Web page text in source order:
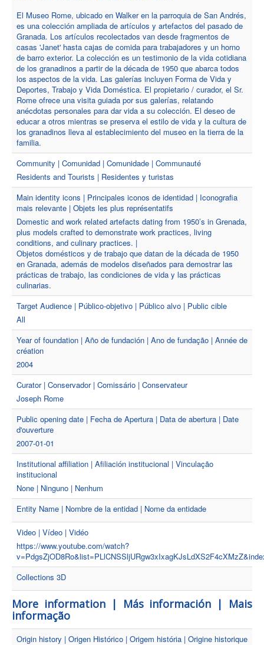
El Museo Rome, ubicado en Walker en la parroquia de San Andrés,
es una colección ampliada de artículos y artefactos del pasado de
Granada. Los artículos recolectados van desde fragmentos de
casas 'Janet' hasta cajas de comida para trabajadores y un horno
de barro exterior. La colección es un testimonio de la vida cotidiana
de los granadinos a partir de la década de 1950 que abarca todos
los aspectos de la vida. Las galerías incluyen Forma de Vida y
Deportes, Trabajo y Vida Doméstica. El propietario / curador, el Sr.
Rome ofrece una visita guiada por sus galerías, relatando
anécdotas personales para dar vida a su colección. El deseo de
educar a otros mientras se preserva el estilo de vida y la cultura de
los granadinos lleva al establecimiento del museo en la tierra de la
familia.
Community | Comunidad | Comunidade | Communauté
Residents and Tourists | Residentes y turistas
Main identity icons | Principales iconos de identidad | Iconografia
mais relevante | Objets les plus représentatifs
Domestic and work related artefacts dating from 1950’s in Grenada,
plus models crafted to demonstrate work practices, living
conditions, and culinary practices. |
Objetos domésticos y de trabajo que datan de la década de 1950
en Granada, además de modelos diseñados para demostrar las
prácticas de trabajo, las condiciones de vida y las prácticas
culinarias.
Target Audience | Público-objetivo | Público alvo | Public cible
All
Year of foundation | Año de fundación | Ano de fundação | Année de
création
2004
Curator | Conservador | Comissário | Conservateur
Joseph Rome
Public opening date | Fecha de Apertura | Data de abertura | Date
d'ouverture
2007-01-01
Institutional affiliation | Afiliación institucional | Vinculação
institucional
None | Ninguno | Nenhum
Entity Name | Nombre de la entidad | Nome da entidade
Video | Vídeo | Vidéo
https://www.youtube.com/watch?
Collections 3D
More information | Más información | Mais
informação
Origin history | Origen Histórico | Origem história | Origine historique